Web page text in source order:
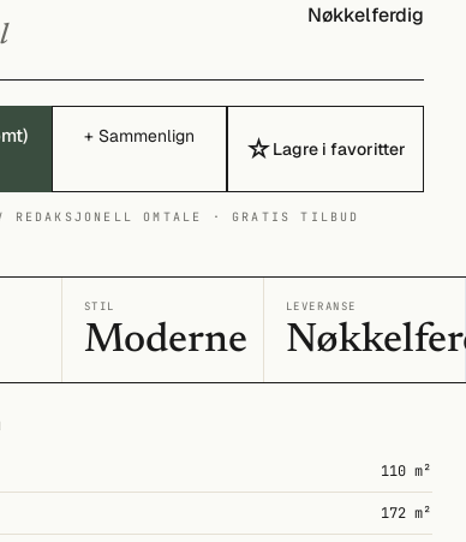
Nøkkelferdig
+ Sammenlign ☆Lagre i favoritter
OMTALE · GRATIS TILBUD
STIL
Moderne
LEVERANSE
110 m²
172 m²